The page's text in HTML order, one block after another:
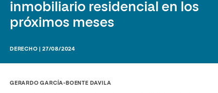
inmobiliario residencial en los
próximos meses
DERECHO | 27/08/2024
GERARDO GARCÍA-BOENTE DAVILA